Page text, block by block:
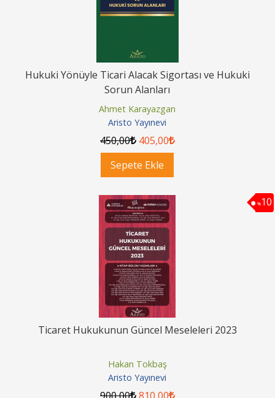
Hukuki Yönüyle Ticari Alacak Sigortası ve Hukuki
Sorun Alanları
Ahmet Karayazgan
Aristo Yayınevi
450,00 405,00
Sepete Ekle
%10
Ticaret Hukukunun Güncel Meseleleri 2023
Hakan Tokbaş
Aristo Yayınevi